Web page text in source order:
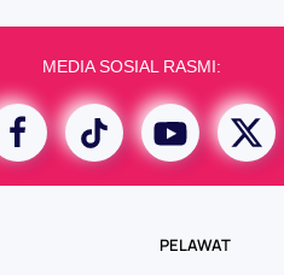
MEDIA SOSIAL RASMI:
PELAWAT